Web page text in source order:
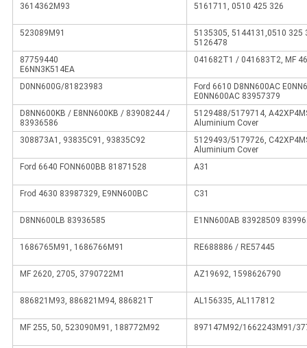
3614362M93 5161711, 0510 425 326
523089M91
5135305, 5144131,0510 325
5126478
87759440
E6NN3K514EA
041682T1 / 041683T2, MF
D0NN600G/81823983
Ford 6610 D8NN600AC
E0NN600AC 83957379
D8NN600KB / E8NN600KB / 83908244 /
83936586
5129488/5179714,
Aluminium Cover
308873A1, 93835C91, 93835C92
5129493/5179726,
Aluminium Cover
Ford 6640 FONN600BB 81871528
A31
Frod 4630 83987329, E9NN600BC C31
D8NN600LB 83936585 E1NN600AB 83928509
1686765M91, 1686766M91 RE688886 / RE57445
MF 2620, 2705, 3790722M1 AZ19692, 1598626790
886821M93, 886821M94, 886821T AL156335, AL117812
MF 255, 50, 523090M91, 188772M92 897147M92/1662243M91/